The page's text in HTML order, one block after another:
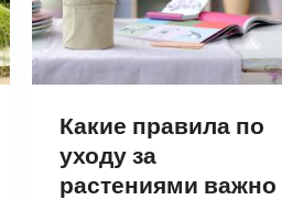
Какие правила по
уходу за
растениями важно